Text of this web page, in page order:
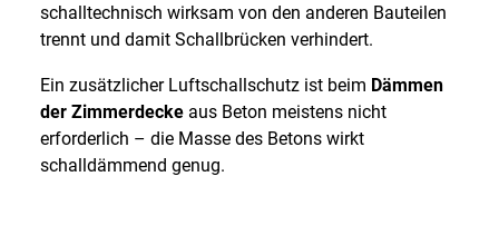
schalltechnisch wirksam von den anderen Bauteilen
trennt und damit Schallbrücken verhindert.
Ein zusätzlicher Luftschallschutz ist beim Dämmen
der Zimmerdecke aus Beton meistens nicht
erforderlich – die Masse des Betons wirkt
schalldämmend genug.